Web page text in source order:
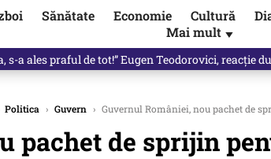
Sănătate Economie Cultură
Mai mult ▼
s-a ales praful de tot!” Eugen Teodorovici, reacție
Politica › Guvern › Guvernul României, nou pachet de
pachet de sprijin